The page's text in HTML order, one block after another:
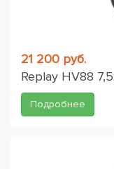
21 200 руб.
Replay HV88
Подробнее